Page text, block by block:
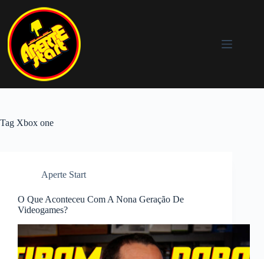
conteúdo
Tag Xbox one
Aperte Start
O Que Aconteceu Com A Nona Geração De
Videogames?